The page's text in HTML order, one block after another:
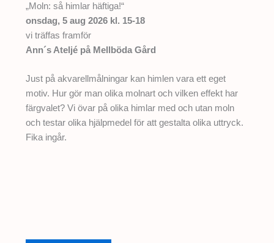
„Moln: så himlar häftiga!“
onsdag, 5 aug 2026 kl. 15-18
vi träffas framför
Ann´s Ateljé på Mellböda Gård
Just på akvarellmålningar kan himlen vara ett eget
motiv. Hur gör man olika molnart och vilken effekt har
färgvalet? Vi övar på olika himlar med och utan moln
och testar olika hjälpmedel för att gestalta olika uttryck.
Fika ingår.